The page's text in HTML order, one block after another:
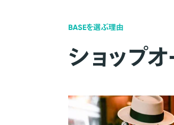
BASEを選ぶ理由
ショップ